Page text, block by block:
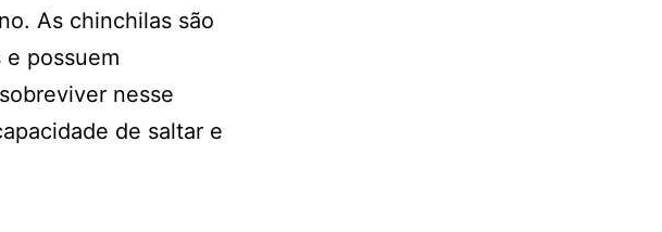
As chinchilas são
e possuem
nesse
de saltar e